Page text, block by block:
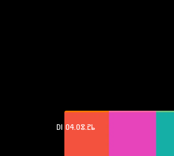
DI 04.08.26